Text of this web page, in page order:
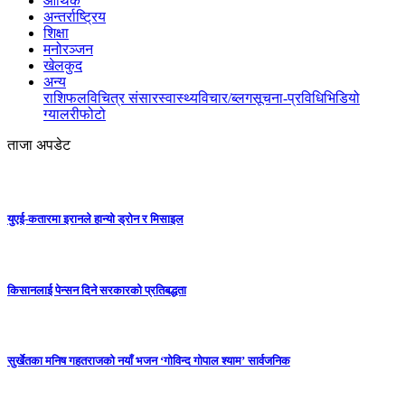
अन्तर्राष्ट्रिय
शिक्षा
मनोरञ्जन
खेलकुद
अन्य
राशिफलविचित्र संसारस्वास्थ्यविचार/ब्लगसूचना-प्रविधिभिडियो
ग्यालरीफोटो
ताजा अपडेट
युएई-कतारमा इरानले हान्यो ड्रोन र मिसाइल
किसानलाई पेन्सन दिने सरकारको प्रतिबद्धता
सुर्खेतका मनिष गहतराजको नयाँ भजन ‘गोविन्द गोपाल श्याम’ सार्वजनिक